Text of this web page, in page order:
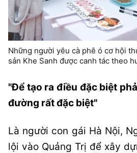
Những người yêu cà phê ó cơ hội
sản Khe Sanh được canh tác theo
"Để tạo ra điều đặc biệt
đường rất đặc biệt"
Là người con gái Hà Nội,
lội vào Quảng Trị để xây